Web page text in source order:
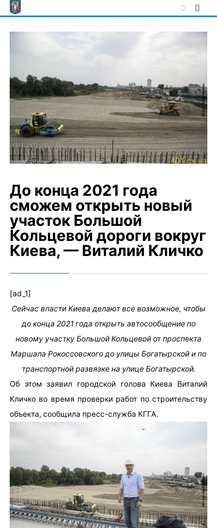
Skip
to
До конца 2021 года
сможем открыть новый
участок Большой
Кольцевой дороги вокруг
Киева, — Виталий Кличко
[ad_1]
Сейчас власти Киева делают все возможное, чтобы
до конца 2021 года открыть автосообщение по
новому участку Большой Кольцевой от проспекта
Маршала Рокоссовского до улицы Богатырской и по
транспортной развязке на улице Богатырской.
Об этом заявил городской голова Киева Виталий
Кличко во время проверки работ по строительству
объекта, сообщила пресс-служба КГГА.